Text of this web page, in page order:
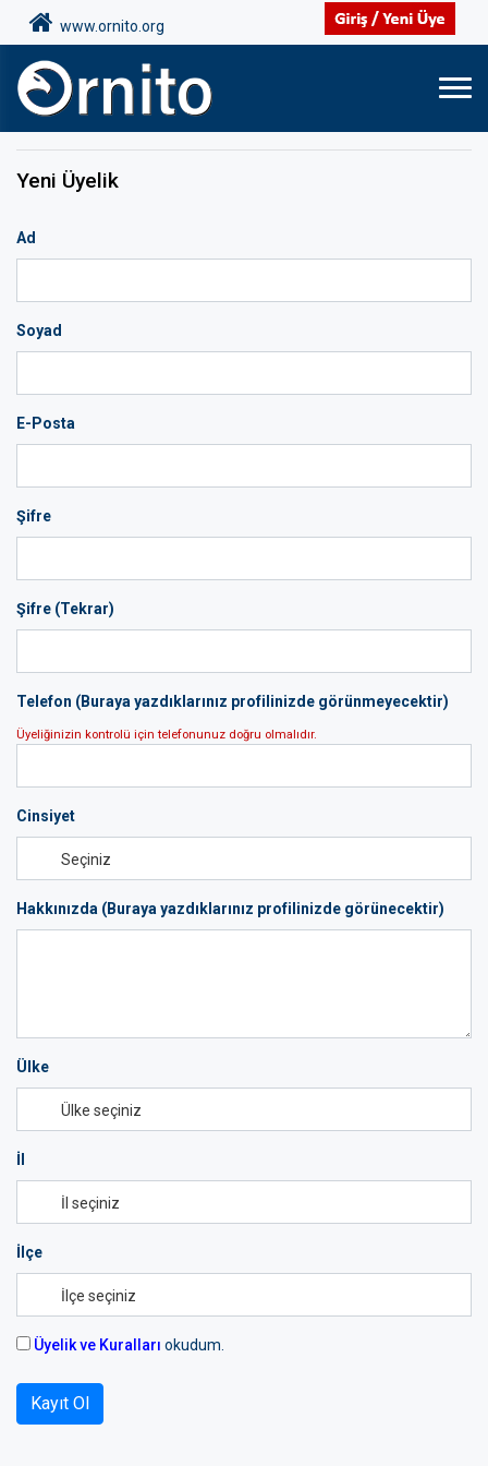
www.ornito.org
Yeni Üyelik
Ad
Soyad
E-Posta
Şifre
Şifre (Tekrar)
Telefon (Buraya yazdıklarınız profilinizde görünmeyecektir)
Üyeliğinizin kontrolü için telefonunuz doğru olmalıdır.
Cinsiyet
Hakkınızda (Buraya yazdıklarınız profilinizde görünecektir)
Ülke
İl
İlçe
Üyelik ve Kuralları okudum.
Kayıt Ol